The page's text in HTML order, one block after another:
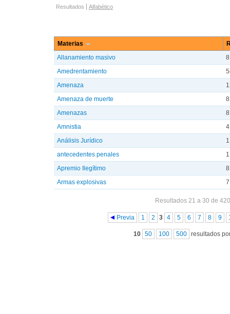
Opciones de navegación
Resultados Alfabético
Materias
Allanamiento masivo
8
Amedrentamiento
Amenaza
Amenaza de muerte
8
Amenazas
8
Amnistia
4
Análisis Jurídico
1
antecedentes penales
1
Apremio Ilegítimo
8
Armas explosivas
7
Resultados 21 a 30 de 420
Previa 1 2 3 4 5 6 7 8 9
10 50 100 500 resultados